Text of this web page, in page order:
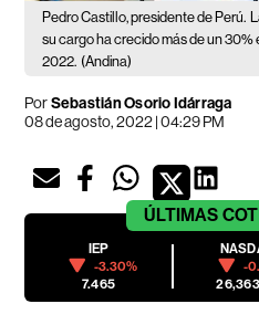
Pedro Castillo, presidente de Perú.
su cargo ha crecido más de un
2022. (Andina)
PorSebastián Osorio Idárraga
08 de agosto, 2022 | 04:29 PM
ÚLTIMAS
IEP
-3.30%
7.465
-